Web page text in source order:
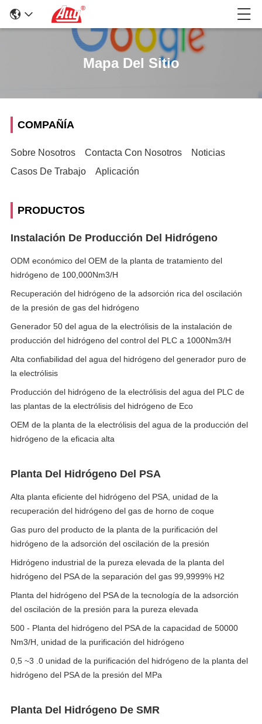
Mapa Del Sitio
COMPAÑÍA
Sobre Nosotros Contacta Con Nosotros
Noticias
Casos De Trabajo
Aplicación
PRODUCTOS
Instalación De Producción Del Hidrógeno
ODM económico del OEM de la planta de tratamiento del
hidrógeno de 100,000Nm3/H
Recuperación del hidrógeno de la adsorción rica del oscilación
de la presión de gas del hidrógeno
Generador 50 del agua de la electrólisis de la instalación de
producción del hidrógeno del control del PLC a 1000Nm3/H
Alta confiabilidad del agua del hidrógeno del generador puro de
la electrólisis
Producción del hidrógeno de la electrólisis del agua del PLC de
las plantas de la electrólisis del hidrógeno de Eco
OEM de la planta de la electrólisis del agua de la producción del
hidrógeno de la eficacia alta
Planta Del Hidrógeno Del PSA
Alta planta eficiente del hidrógeno del PSA, unidad de la
recuperación del hidrógeno del gas de horno de coque
Gas puro del producto de la planta de la purificación del
hidrógeno de la adsorción del oscilación de la presión
Hidrógeno industrial de la pureza elevada de la planta del
hidrógeno del PSA de la separación del gas 99,9999% H2
Planta del hidrógeno del PSA de la tecnología de la adsorción
del oscilación de la presión para la pureza elevada
500 - Planta del hidrógeno del PSA de la capacidad de 50000
Nm3/H, unidad de la purificación del hidrógeno
0,5 ~3 .0 unidad de la purificación del hidrógeno de la planta del
hidrógeno del PSA de la presión del MPa
Planta Del Hidrógeno De SMR